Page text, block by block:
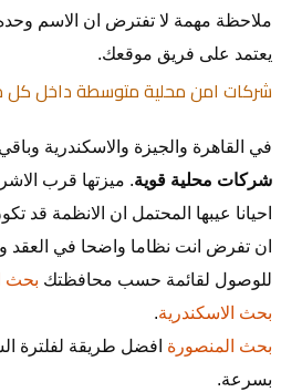
ملاحظة مهمة لا تفترض ان الاسم وحده
يعتمد على فريق موقعك.
شركات امن محلية متوسطة داخل
في القاهرة والجيزة والاسكندرية
شركات محلية قوية. ميزتها قرب
احيانا عيبها المحتمل ان الانظمة قد
ان تفرض انت نظاما واضحا في العقد
للوصول لقائمة حسب محافظتك بحث
بحث الاسكندرية.
بحث المنصورة افضل طريقة لفلترة
بسرعة.